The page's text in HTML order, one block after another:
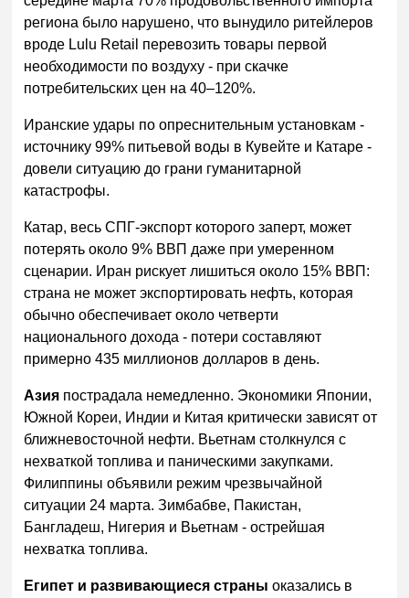
региона было нарушено, что вынудило ритейлеров
вроде Lulu Retail перевозить товары первой
необходимости по воздуху - при скачке
потребительских цен на 40–120%.
Иранские удары по опреснительным установкам -
источнику 99% питьевой воды в Кувейте и Катаре -
довели ситуацию до грани гуманитарной
катастрофы.
Катар, весь СПГ-экспорт которого заперт, может
потерять около 9% ВВП даже при умеренном
сценарии. Иран рискует лишиться около 15% ВВП:
страна не может экспортировать нефть, которая
обычно обеспечивает около четверти
национального дохода - потери составляют
примерно 435 миллионов долларов в день.
Азия пострадала немедленно. Экономики Японии,
Южной Кореи, Индии и Китая критически зависят от
ближневосточной нефти. Вьетнам столкнулся с
нехваткой топлива и паническими закупками.
Филиппины объявили режим чрезвычайной
ситуации 24 марта. Зимбабве, Пакистан,
Бангладеш, Нигерия и Вьетнам - острейшая
нехватка топлива.
Египет и развивающиеся страны оказались в